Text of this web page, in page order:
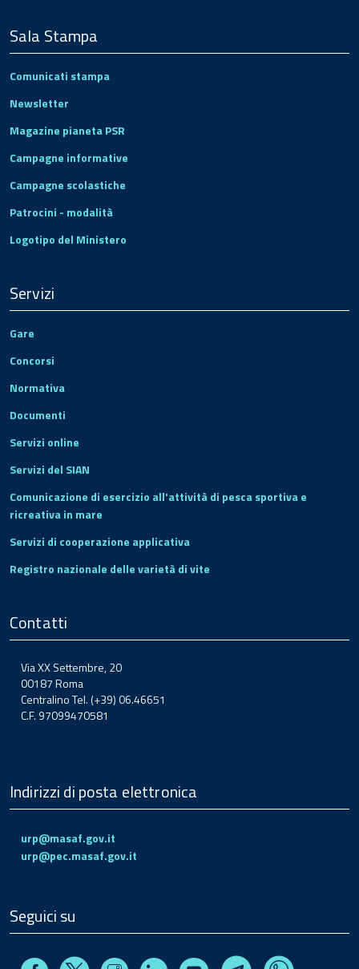
Sala Stampa
Comunicati stampa
Newsletter
Magazine pianeta PSR
Campagne informative
Campagne scolastiche
Patrocini - modalità
Logotipo del Ministero
Servizi
Gare
Concorsi
Normativa
Documenti
Servizi online
Servizi del SIAN
Comunicazione di esercizio all'attività di pesca sportiva e
ricreativa in mare
Servizi di cooperazione applicativa
Registro nazionale delle varietà di vite
Contatti
Via XX Settembre, 20
00187 Roma
Centralino Tel. (+39) 06.46651
C.F. 97099470581
Indirizzi di posta elettronica
urp@masaf.gov.it
urp@pec.masaf.gov.it
Seguici su